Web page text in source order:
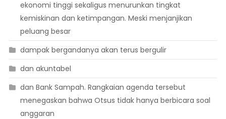
ekonomi tinggi sekaligus menurunkan tingkat
kemiskinan dan ketimpangan. Meski menjanjikan
peluang besar
dampak bergandanya akan terus bergulir
dan akuntabel
dan Bank Sampah. Rangkaian agenda tersebut
menegaskan bahwa Otsus tidak hanya berbicara soal
anggaran